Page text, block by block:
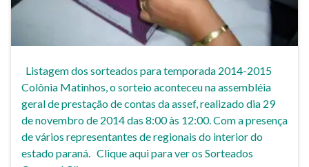
Listagem dos sorteados para temporada 2014-2015
Colônia Matinhos, o sorteio aconteceu na assembléia
geral de prestação de contas da assef, realizado dia 29
de novembro de 2014 das 8:00 às 12:00. Com a presença
de vários representantes de regionais do interior do
estado paraná. Clique aqui para ver os Sorteados